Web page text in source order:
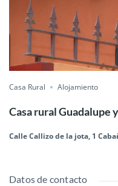
Casa Rural Alojamiento
Casa rural Guadalupe
Calle Callizo de la jota, 1
Datos de contacto